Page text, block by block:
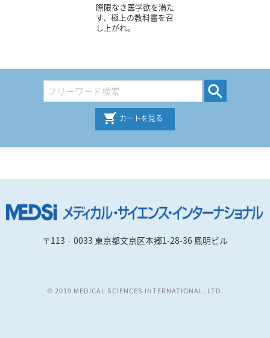
際限なき医学欲を満た
す、極上の教科書を召
し上がれ。
カートを見る
〒113‐0033 東京都文京区本郷1-28-36 鳳明ビル
© 2019 MEDICAL SCIENCES INTERNATIONAL, LTD.